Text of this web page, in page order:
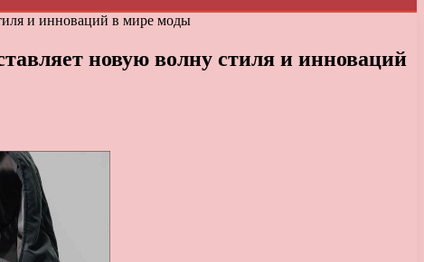
и инноваций в мире моды
новую волну стиля и инноваций